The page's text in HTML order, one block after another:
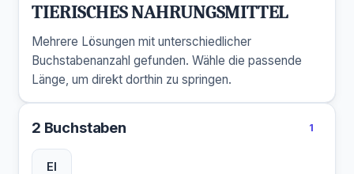
TIERISCHES NAHRUNGSMITTEL
Mehrere Lösungen mit unterschiedlicher
Buchstabenanzahl gefunden. Wähle die passende
Länge, um direkt dorthin zu springen.
2 Buchstaben 1
EI